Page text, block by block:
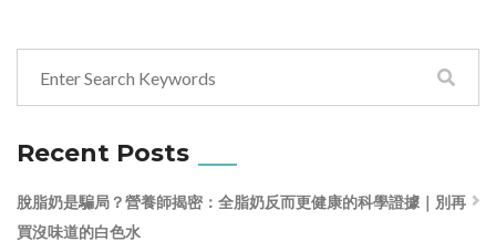
Recent Posts
脫脂奶是騙局？營養師揭密：全脂奶反而更健康的科學證據｜別再
買沒味道的白色水